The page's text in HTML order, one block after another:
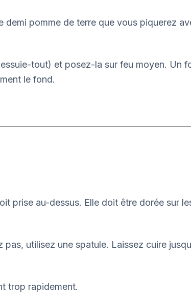
pomme de terre que vous piquerez
tout) et posez-la sur feu moyen. Un
le fond.
prise au-dessus. Elle doit être dorée sur
utilisez une spatule. Laissez cuire
trop rapidement.